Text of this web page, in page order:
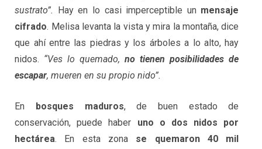
sustrato”. Hay en lo casi imperceptible un mensaje
cifrado. Melisa levanta la vista y mira la montaña, dice
que ahí entre las piedras y los árboles a lo alto, hay
nidos. “Ves lo quemado,no tienen posibilidades de
escapar, mueren en su propio nido”.
En bosques maduros, de buen estado de
conservación, puede haber uno o dos nidos por
hectárea. En esta zona se quemaron 40 mil